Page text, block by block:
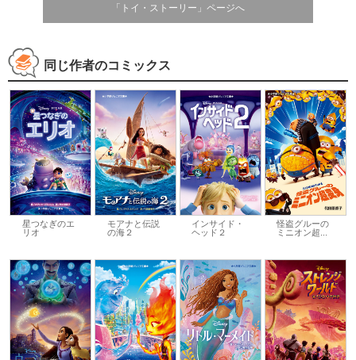
「トイ・ストーリー」ページへ
同じ作者のコミックス
星つなぎのエ
リオ
モアナと伝説
の海２
インサイド・
ヘッド２
怪盗グルーの
ミニオン超...